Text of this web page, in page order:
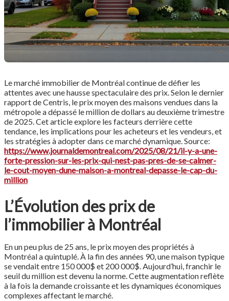
Le marché immobilier de Montréal continue de défier les
attentes avec une hausse spectaculaire des prix. Selon le dernier
rapport de Centris, le prix moyen des maisons vendues dans la
métropole a dépassé le million de dollars au deuxième trimestre
de 2025. Cet article explore les facteurs derrière cette
tendance, les implications pour les acheteurs et les vendeurs, et
les stratégies à adopter dans ce marché dynamique. Source:
https://www.journaldemontreal.com/2025/08/21/il-y-a-une-
forte-pression-sur-les-prix-qui-nest-pas-pres-de-se-calmer-
le-cout-moyen-dune-maison-a-montreal-depasse-le-cap-du-
million
L’Évolution des prix de
l’immobilier à Montréal
En un peu plus de 25 ans, le prix moyen des propriétés à
Montréal a quintuplé. À la fin des années 90, une maison typique
se vendait entre 150 000$ et 200 000$. Aujourd’hui, franchir le
seuil du million est devenu la norme. Cette augmentation reflète
à la fois la demande croissante et les dynamiques économiques
complexes affectant le marché.